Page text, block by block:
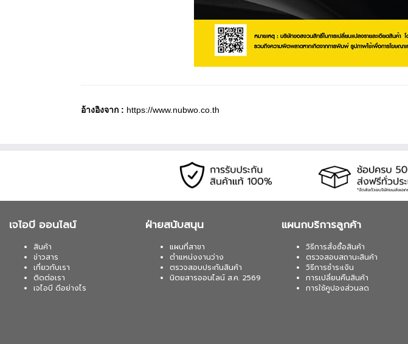
อ้างอิงจาก : https://www.nubwo.co.th
เจไอบี ออนไลน์
สินค้า
ข่าวสาร
เกี่ยวกับเรา
ติดต่อเรา
เจไอบี ดีอย่างไร
ฝ่ายสนับสนุน
แผนที่สาขา
ตำแหน่งงานว่าง
ตรวจสอบประกันสินค้า
นิตยสารออนไลน์ ส.ค. 2569
แผนกบริการลูกค้า
วิธีการสั่งซื้อสินค้า
ตรวจสอบสถานะสินค้า
วิธีการชำระเงิน
การเปลี่ยนคืนสินค้า
การใช้คูปองส่วนลด